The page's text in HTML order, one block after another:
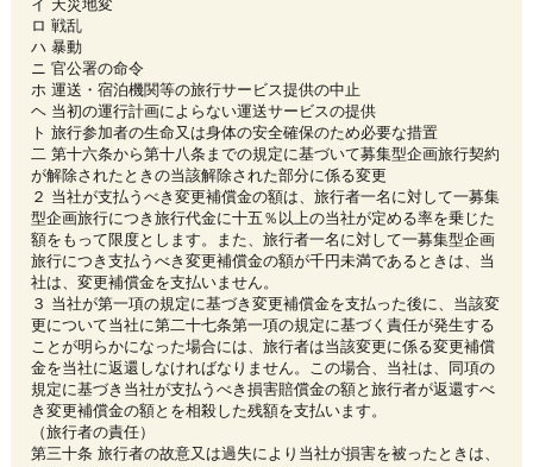
ロ 戦乱
ハ 暴動
ニ 官公署の命令
ホ 運送・宿泊機関等の旅行サービス提供の中止
ヘ 当初の運行計画によらない運送サービスの提供
ト 旅行参加者の生命又は身体の安全確保のため必要な措置
二 第十六条から第十八条までの規定に基づいて募集型企画旅行契約
が解除されたときの当該解除された部分に係る変更
２ 当社が支払うべき変更補償金の額は、旅行者一名に対して一募集
型企画旅行につき旅行代金に十五％以上の当社が定める率を乗じた
額をもって限度とします。また、旅行者一名に対して一募集型企画
旅行につき支払うべき変更補償金の額が千円未満であるときは、当
社は、変更補償金を支払いません。
３ 当社が第一項の規定に基づき変更補償金を支払った後に、当該変
更について当社に第二十七条第一項の規定に基づく責任が発生する
ことが明らかになった場合には、旅行者は当該変更に係る変更補償
金を当社に返還しなければなりません。この場合、当社は、同項の
規定に基づき当社が支払うべき損害賠償金の額と旅行者が返還すべ
き変更補償金の額とを相殺した残額を支払います。
（旅行者の責任）
第三十条 旅行者の故意又は過失により当社が損害を被ったときは、